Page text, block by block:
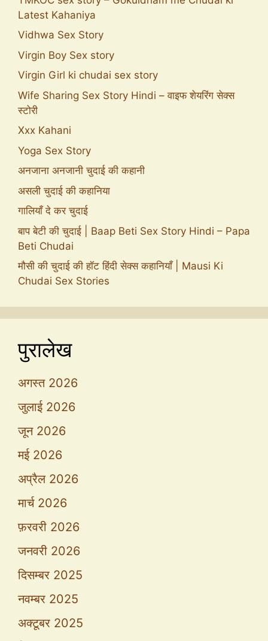
Latest Kahaniya
Vidhwa Sex Story
Virgin Boy Sex story
Virgin Girl ki chudai sex story
Wife Sharing Sex Story Hindi – वाइफ शेयरिंग सेक्स
स्टोरी
Xxx Kahani
Yoga Sex Story
अनजाना अनजानी चुदाई की कहानी
असली चुदाई की कहानिया
गालियाँ दे कर चुदाई
बाप बेटी की चुदाई | Baap Beti Sex Story Hindi – Papa
Beti Chudai
मौसी की चुदाई की हॉट हिंदी सेक्स कहानियाँ | Mausi Ki
Chudai Sex Stories
पुरालेख
अगस्त 2026
जुलाई 2026
जून 2026
मई 2026
अप्रैल 2026
मार्च 2026
फ़रवरी 2026
जनवरी 2026
दिसम्बर 2025
नवम्बर 2025
अक्टूबर 2025